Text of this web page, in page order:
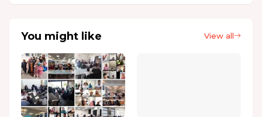
You might like View all